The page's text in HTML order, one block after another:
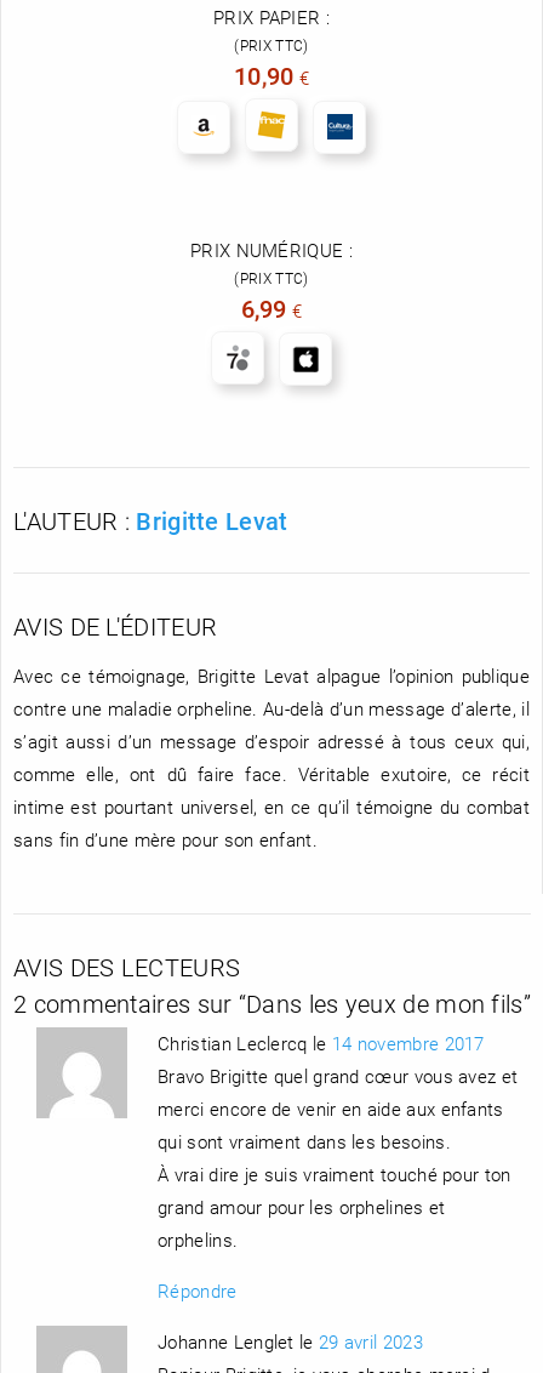
PRIX PAPIER :
(PRIX TTC)
10,90 €
PRIX NUMÉRIQUE :
(PRIX TTC)
6,99 €
L'AUTEUR : Brigitte Levat
AVIS DE L'ÉDITEUR
Avec ce témoignage, Brigitte Levat alpague l’opinion publique
contre une maladie orpheline. Au-delà d’un message d’alerte, il
s’agit aussi d’un message d’espoir adressé à tous ceux qui,
comme elle, ont dû faire face. Véritable exutoire, ce récit
intime est pourtant universel, en ce qu’il témoigne du combat
sans fin d’une mère pour son enfant.
AVIS DES LECTEURS
2 commentaires sur “Dans les yeux de mon fils”
Christian Leclercq le 14 novembre 2017
Bravo Brigitte quel grand cœur vous avez et
merci encore de venir en aide aux enfants
qui sont vraiment dans les besoins.
À vrai dire je suis vraiment touché pour ton
grand amour pour les orphelines et
orphelins.
Répondre
Johanne Lenglet le 29 avril 2023